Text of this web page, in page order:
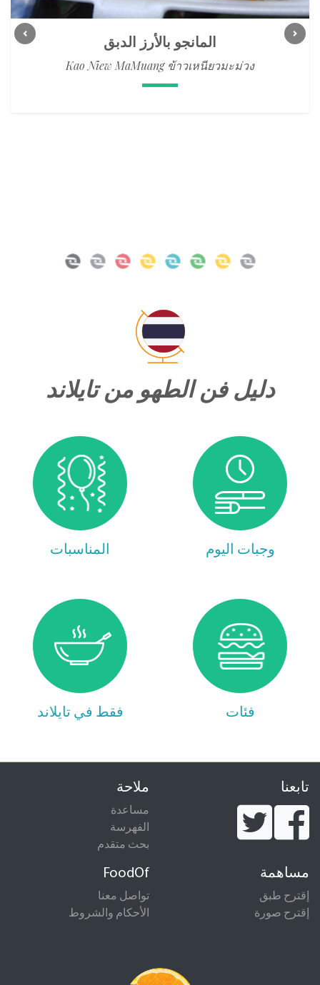
المانجو بالأرز الدبق
Kao Niew MaMuang ข้าวเหนียวมะม่วง
Previous Next
دليل فن الطهو من تايلاند
وجبات اليوم المناسبات
فئات فقط في تايلاند
تابعنا ملاحة
مساعدة
الفهرسة
بحث متقدم
مساهمة
إقترح طبق
إقترح صورة
FoodOf
تواصل معنا
الأحكام والشروط